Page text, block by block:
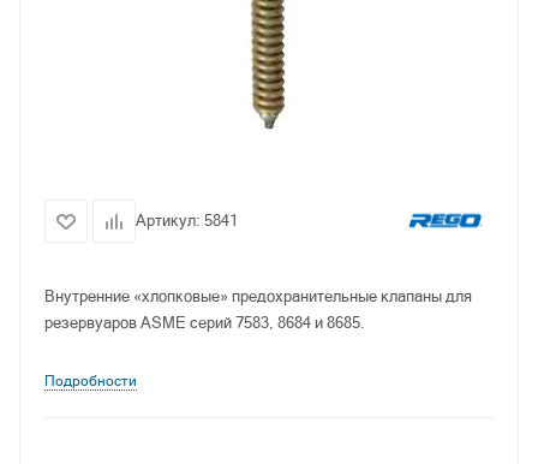
Артикул: 5841
Внутренние «хлопковые» предохранительные клапаны для
резервуаров ASME серий 7583, 8684 и 8685.
Подробности